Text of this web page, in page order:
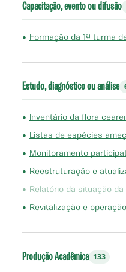
Capacitação, evento ou difusão
• Formação da 1ª turma de
Estudo, diagnóstico ou análise
• Inventário da flora
• Listas de espécies
• Monitoramento
• Reestruturação e atualização do mapeamento do projeto
• Relatório da situação da destinação
• Revitalização e
Produção Acadêmica 133